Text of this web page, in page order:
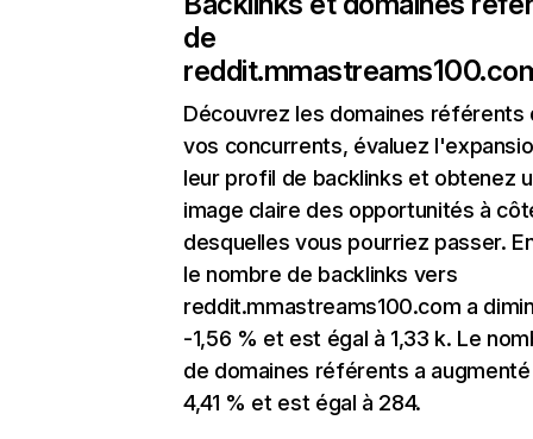
de
Découvrez les domaines référents
vos concurrents, évaluez
leur profil de backlinks et obtenez
image claire des opportunités à
desquelles vous pourriez passer.
le nombre de backlinks vers
reddit.mmastreams100.com a
-1,56 % et est égal à 1,33 k. Le
de domaines référents a
4,41 % et est égal à 284.